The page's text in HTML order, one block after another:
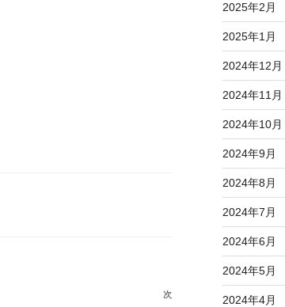
次
2025年2月
2025年1月
2024年12月
2024年11月
2024年10月
2024年9月
2024年8月
2024年7月
2024年6月
2024年5月
2024年4月